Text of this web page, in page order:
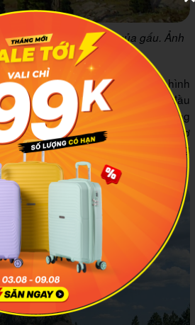
thuyết về vết cào của gấu. Ảnh
Herbert A. Collins
tòa Tháp Quỷ này vốn được hình
phun trào nguội đi, nó bắt đầu
cột đá bazan hình lục giác khổng
đã bị xói mòn theo thời gian để trơ
dị như ngày nay. Đó là những thông
cập nhật được.